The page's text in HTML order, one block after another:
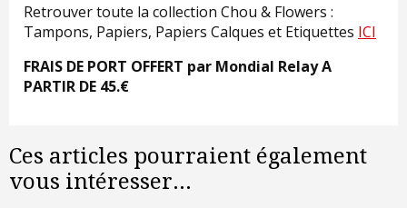
Retrouver toute la collection Chou & Flowers :
Tampons, Papiers, Papiers Calques et Etiquettes ICI
FRAIS DE PORT OFFERT par Mondial Relay A
PARTIR DE 45.€
Ces articles pourraient également
vous intéresser...